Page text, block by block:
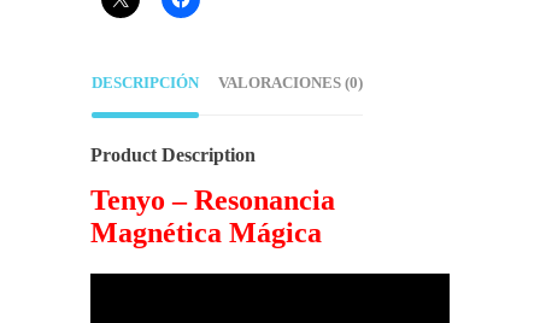
DESCRIPCIÓN VALORACIONES (0)
Product Description
Tenyo – Resonancia
Magnética Mágica